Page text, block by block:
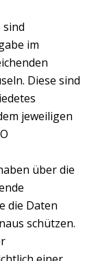
sind
im
Diese sind
jeweiligen
über die
die Daten
schützen.